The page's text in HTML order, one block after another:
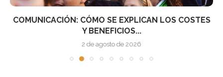
COMUNICACIÓN: CÓMO SE EXPLICAN LOS COSTES
Y BENEFICIOS...
2 de agosto de 2026